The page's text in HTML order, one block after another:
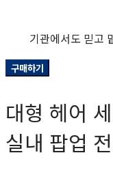
기관에서도 믿고
구매하기
대형 헤어
실내 팝업